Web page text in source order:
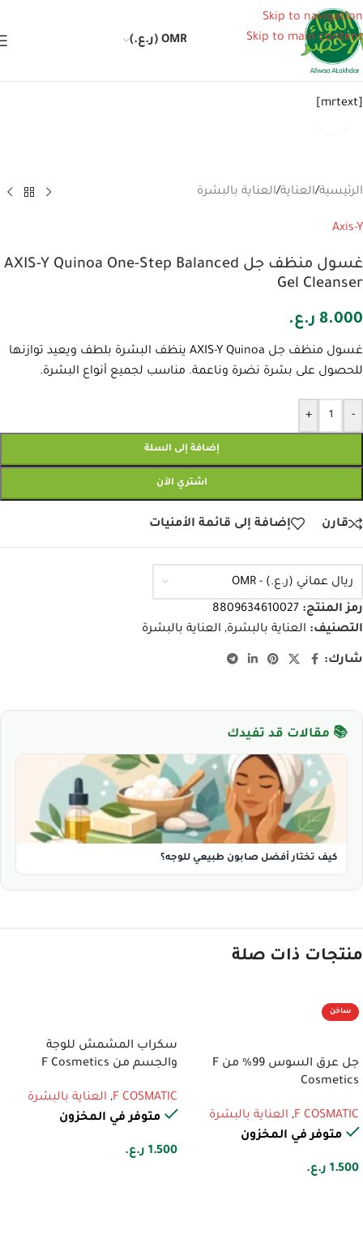
Skip to navigation
Skip to main content
OMR (ر.ع.)
[mrtext]
الرئيسية/العناية/العناية بالبشرة
Axis-Y
غسول منظف ​​جل AXIS-Y Quinoa One-Step Balanced
Gel Cleanser
8.000 ر.ع.
غسول منظف ​​جل AXIS-Y Quinoa ينظف البشرة بلطف ويعيد توازنها
للحصول على بشرة نضرة وناعمة. مناسب لجميع أنواع البشرة.
-
+
إضافة إلى السلة
اشتري الآن
قارن إضافة إلى قائمة الأمنيات
ريال عماني (ر.ع.) - OMR
رمز المنتج: 8809634610027
التصنيف: العناية بالبشرة, العناية بالبشرة
شارك:
📚 مقالات قد تفيدك
كيف تختار أفضل صابون طبيعي للوجه؟
منتجات ذات صلة
ساخن
جل عرق السوس 99% من F
Cosmetics
F COSMATIC
, العناية بالبشرة
متوفر في المخزون
1.500 ر.ع.
سكراب المشمش للوجة
والجسم من F Cosmetics
F COSMATIC
, العناية بالبشرة
متوفر في المخزون
1.500 ر.ع.